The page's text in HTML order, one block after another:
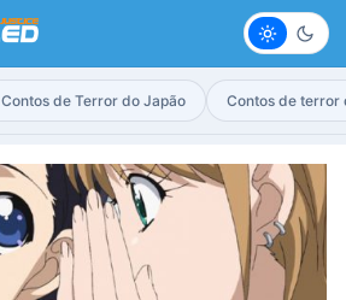
Claro
Contos de Terror do Japão Contos de terror